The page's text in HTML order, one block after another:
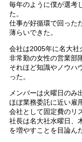
毎年のように僕が選考
た。
仕事が好循環で回った
薄らいできた。
会社は2005年に名大社
非常勤の女性の営業部
それほど知識やノウハ
った。
メンバーは火曜日のみ
ほぼ業務委託に近い雇
会社として固定費のリ
社長は名大社水曜日、
を増やすことを目論ん